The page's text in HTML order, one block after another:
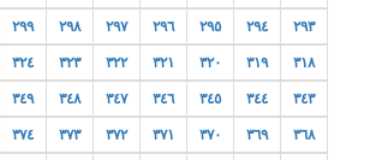
٢٩٣ ٢٩٤ ٢٩٥ ٢٩٦ ٢٩٧ ٢٩٨ ٢٩٩
٣١٨ ٣١٩ ٣٢٠ ٣٢١ ٣٢٢ ٣٢٣ ٣٢٤
٣٤٣ ٣٤٤ ٣٤٥ ٣٤٦ ٣٤٧ ٣٤٨ ٣٤٩
٣٦٨ ٣٦٩ ٣٧٠ ٣٧١ ٣٧٢ ٣٧٣ ٣٧٤